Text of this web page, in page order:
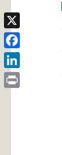
X
Facebook
LinkedIn